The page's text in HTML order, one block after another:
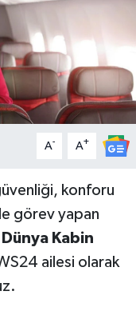
A- A+
konforu
görev yapan
Dünya Kabin
ailesi olarak